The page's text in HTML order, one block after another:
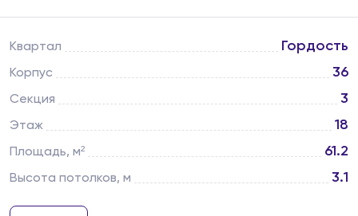
Квартал Гордость
Корпус 36
Секция 3
Этаж 18
Площадь, м² 61.2
Высота потолков, м 3.1